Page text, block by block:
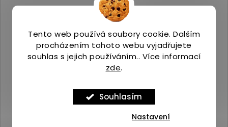
Tento web používá soubory cookie. Dalším
procházením tohoto webu vyjadřujete
souhlas s jejich používáním.. Více informací
zde.
Souhlasím
Nastavení
Merrell AGILITY TRAIL M black
(>5 ks)